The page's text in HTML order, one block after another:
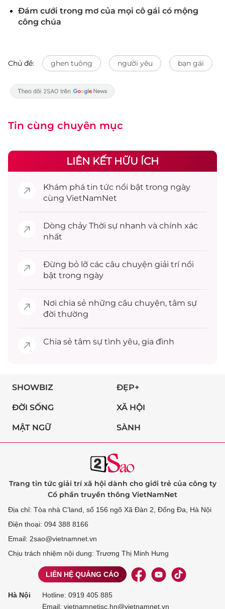
Đám cưới trong mơ của mọi cô gái có mộng
công chúa
Chủ đề: ghen tuông người yêu bạn gái
Tin cùng chuyên mục
LIÊN KẾT HỮU ÍCH
Khám phá tin tức nổi bật trong ngày
cùng VietNamNet
Dòng chảy Thời sự nhanh và chính xác
nhất
Đừng bỏ lỡ các câu chuyện giải trínổi
bật trong ngày
Nơi chia sẻ những câu chuyện, tâm sự
đời thường
Chia sẻ tâm sự tình yêu, gia đình
SHOWBIZ ĐẸP+
ĐỜI SỐNG XÃ HỘI
MẬT NGỮ SÀNH
Trang tin tức giải trí xã hội dành cho giới trẻ của công ty
Cổ phần truyền thông VietNamNet
Địa chỉ: Tòa nhà C’land, số 156 ngõ Xã Đàn 2, Đống Đa, Hà Nội
Điện thoại: 094 388 8166
Email: 2sao@vietnamnet.vn
Chịu trách nhiệm nội dung: Trương Thị Minh Hưng
LIÊN HỆ QUẢNG CÁO
Hà Nội Hotline: 0919 405 885
Email: vietnamnetjsc.hn@vietnamnet.vn